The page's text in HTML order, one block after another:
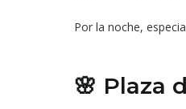
Por la noche,
🌸 Plaza